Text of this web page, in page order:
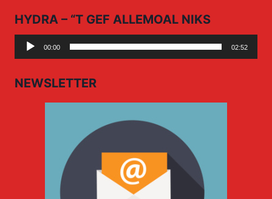
HYDRA – “T GEF ALLEMOAL NIKS
Audio
Player
00:00 02:52
NEWSLETTER